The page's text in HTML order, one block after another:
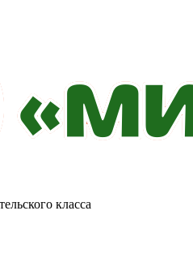
класса